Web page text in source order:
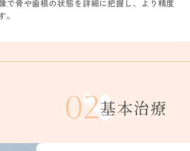
で骨や歯根の状態を詳細に把握し、より精度
02基本治療